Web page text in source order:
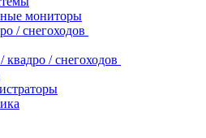
мониторы
/ снегоходов
квадро / снегоходов